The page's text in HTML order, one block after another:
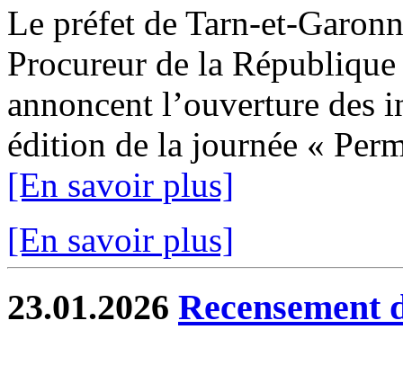
Le préfet de Tarn-et-
Procureur de la
annoncent l’ouverture des
édition de la journée «
[En savoir plus]
[En savoir plus]
23.01.2026 Recensement